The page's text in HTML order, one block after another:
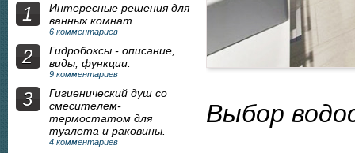
1
Интересные решения для
ванных комнат.
6 комментариев
2
Гидробоксы - описание,
виды, функции.
9 комментариев
3
Гигиенический душ со
смесителем-
термостатом для
туалета и раковины.
4 комментариев
Выбор